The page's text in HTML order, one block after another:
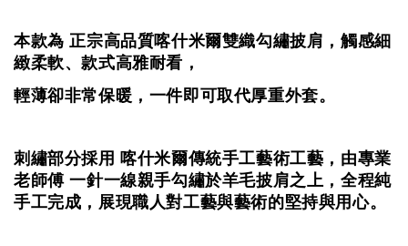
本款為 正宗高品質喀什米爾雙織勾繡披肩，觸感細
緻柔軟、款式高雅耐看，
輕薄卻非常保暖，一件即可取代厚重外套。
刺繡部分採用 喀什米爾傳統手工藝術工藝，由專業
老師傅 一針一線親手勾繡於羊毛披肩之上，全程純
手工完成，展現職人對工藝與藝術的堅持與用心。